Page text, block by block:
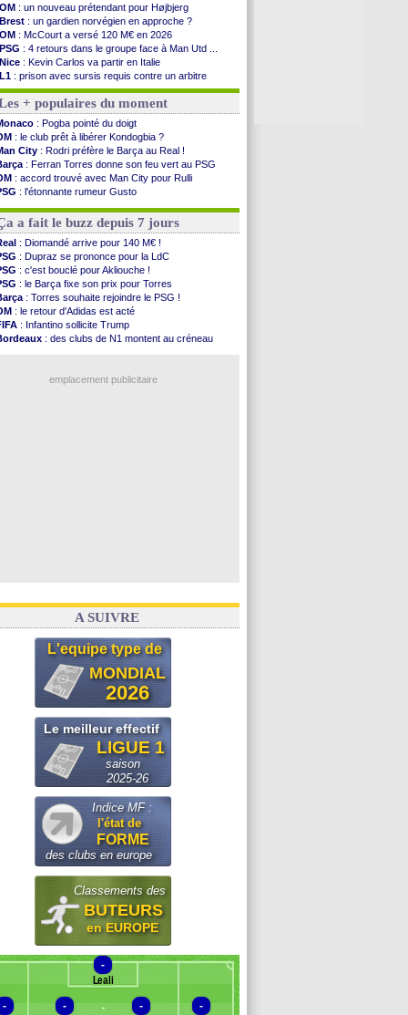
OM : un nouveau prétendant pour Højbjerg
Brest : un gardien norvégien en approche ?
OM : McCourt a versé 120 M€ en 2026
PSG : 4 retours dans le groupe face à Man Utd ...
Nice : Kevin Carlos va partir en Italie
L1 : prison avec sursis requis contre un arbitre
Leganés: c'est signé pour Luca Zidane (off.)
Atletico: Ruggeri en route pour Aston Villa
Monaco: Filipe Luis soutient Biereth
Lyon: Mangala prêté à Getafe (officiel)
PSG: Nsoki va signer en Croatie
Arsenal : Naples vise Gabriel Jesus
Real: Mastantuono prêté à la Fiorentina (off.)
Man City : accord avec le Barça pour Rodri ?
Rennes: Haise a prolongé (officiel)
Palace: Tomiyasu a convaincu (officiel)
OM: B. Genesio - "ce n'est pas idéal"
TFC : Sion Oppong signe pour 4 ans (officiel)
PSG : Liverpool va proposer 115 M€ pour ...
Norvège: la démission d'Infantino réclamée
PSG : Mbaye, deux pistes se détachent
Monaco: Filipe Luis veut remplacer Akliouche
Voir les brèves précédentes
+ populaires du moment
: Pogba pointé du doigt
: le club prêt à libérer Kondogbia ?
City : Rodri préfère le Barça au Real !
: Ferran Torres donne son feu vert au PSG
: accord trouvé avec Man City pour Rulli
: l'étonnante rumeur Gusto
: Owori battu à mort à Kampala
a fait le buzz depuis 7 jours
: Diomandé arrive pour 140 M€ !
: Dupraz se prononce pour la LdC
: c'est bouclé pour Akliouche !
: le Barça fixe son prix pour Torres
: Torres souhaite rejoindre le PSG !
: le retour d'Adidas est acté
: Infantino sollicite Trump
: des clubs de N1 montent au créneau
emplacement publicitaire
A SUIVRE
L'equipe type de
MONDIAL
2026
Le meilleur effectif
LIGUE 1
saison
2025-26
Indice MF :
l'état de
FORME
des clubs en europe
Classements des
BUTEURS
en EUROPE
-
Leali
-
-
-
-